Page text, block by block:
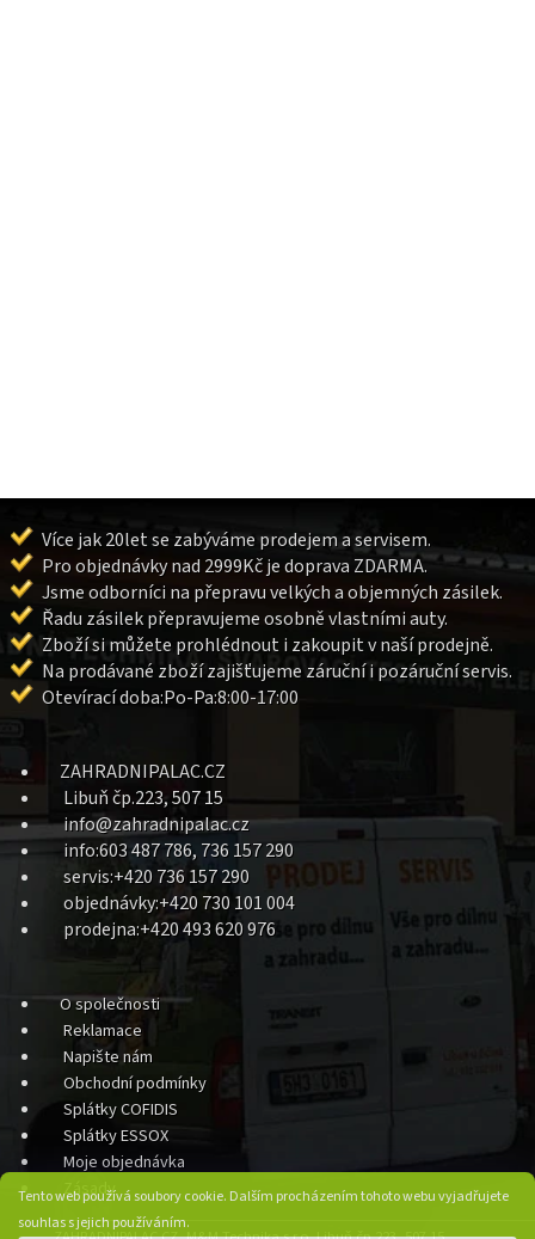
Tento web používá soubory cookie. Dalším procházením tohoto webu vyjadřujete
souhlas s jejich používáním.
Více jak 20let se zabýváme prodejem a servisem.
Pro objednávky nad 2999Kč je doprava ZDARMA.
Jsme odborníci na přepravu velkých a objemných zásilek.
Řadu zásilek přepravujeme osobně vlastními auty.
Zboží si můžete prohlédnout i zakoupit v naší prodejně.
Na prodávané zboží zajišťujeme záruční i pozáruční servis.
Otevírací doba:Po-Pa:8:00-17:00
ZAHRADNIPALAC.CZ
Libuň čp.223, 507 15
info@zahradnipalac.cz
info:603 487 786, 736 157 290
servis:+420 736 157 290
objednávky:+420 730 101 004
prodejna:+420 493 620 976
O společnosti
Reklamace
Napište nám
Obchodní podmínky
Splátky COFIDIS
Splátky ESSOX
Moje objednávka
Zásady